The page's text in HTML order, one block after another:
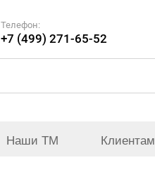
Телефон:
+7 (499) 271-65-52
Наши ТМ Клиентам